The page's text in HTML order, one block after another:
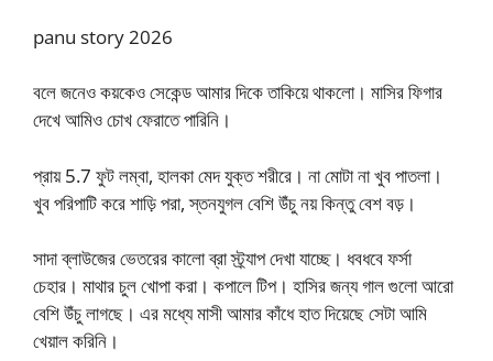
panu story 2026
বলে জনেও কয়কেও সেকেন্ড আমার দিকে তাকিয়ে থাকলো। মাসির ফিগার
দেখে আমিও চোখ ফেরাতে পারিনি।
প্রায় 5.7 ফুট লম্বা, হালকা মেদ যুক্ত শরীরে। না মোটা না খুব পাতলা।
খুব পরিপাটি করে শাড়ি পরা, স্তনযুগল বেশি উঁচু নয় কিন্তু বেশ বড়।
সাদা ব্লাউজের ভেতরের কালো ব্রা স্ট্র্যাপ দেখা যাচ্ছে। ধবধবে ফর্সা
চেহার। মাথার চুল খোপা করা। কপালে টিপ। হাসির জন্য গাল গুলো আরো
বেশি উঁচু লাগছে। এর মধ্যে মাসী আমার কাঁধে হাত দিয়েছে সেটা আমি
খেয়াল করিনি।